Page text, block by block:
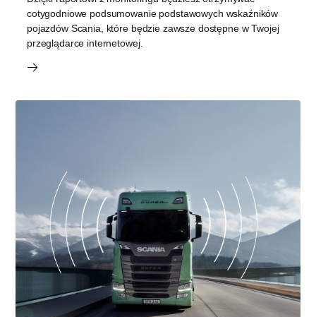
cotygodniowe podsumowanie podstawowych wskaźników
pojazdów Scania, które będzie zawsze dostępne w Twojej
przeglądarce internetowej.